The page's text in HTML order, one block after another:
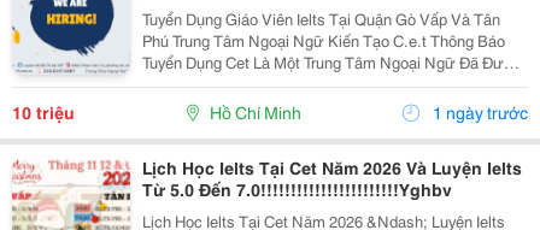
Tuyển Dụng Giáo Viên Ielts Tại Quận Gò Vấp Và Tân
Phú Trung Tâm Ngoại Ngữ Kiến Tạo C.e.t Thông Báo
Tuyển Dụng Cet Là Một Trung Tâm Ngoại Ngữ Đã Được
Thành Lập 16 Năm Chuyên Về Chương Trình Anh Văn
Học Thuật Ielts &Ndash; Toefl Ibt. Trung Tâm...
10 triệu Hồ Chí Minh 1 ngày trước
Lịch Học Ielts Tại Cet Năm 2026 Và Luyện Ielts
Từ 5.0 Đến 7.0!!!!!!!!!!!!!!!!!!!!!!!Yghbv
Lịch Học Ielts Tại Cet Năm 2026 &Ndash; Luyện Ielts